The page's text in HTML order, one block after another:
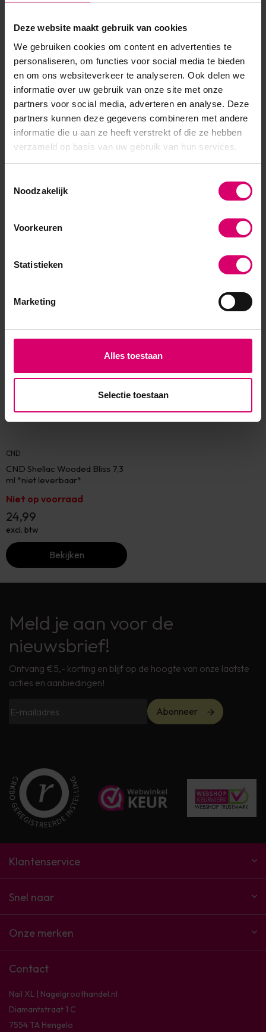
Deze website maakt gebruik van cookies
We gebruiken cookies om content en advertenties te
personaliseren, om functies voor social media te bieden
en om ons websiteverkeer te analyseren. Ook delen we
informatie over uw gebruik van onze site met onze
partners voor social media, adverteren en analyse. Deze
partners kunnen deze gegevens combineren met andere
informatie die u aan ze heeft verstrekt of die ze hebben
verzameld op basis van uw gebruik van hun services.
Noodzakelijk
Voorkeuren
Statistieken
Marketing
Alles toestaan
Selectie toestaan
Eerder bekeken
CND
CND Shellac Wooded Bliss 7,3
ml *niet leverbaar*
Niet op voorraad
24,99
excl. btw
Bekijken
Meld je aan voor de
nieuwsbrief!
Ontvang €5,- korting en blijf op de hoogte van onze laatste
acties en aanbiedingen!
Abonneer
Klantenservice
Snel naar
Onze merken
Contact
Nail XL | Nagelgroothandel.nl
Diamantstraat 1 C
7554 TA Hengelo